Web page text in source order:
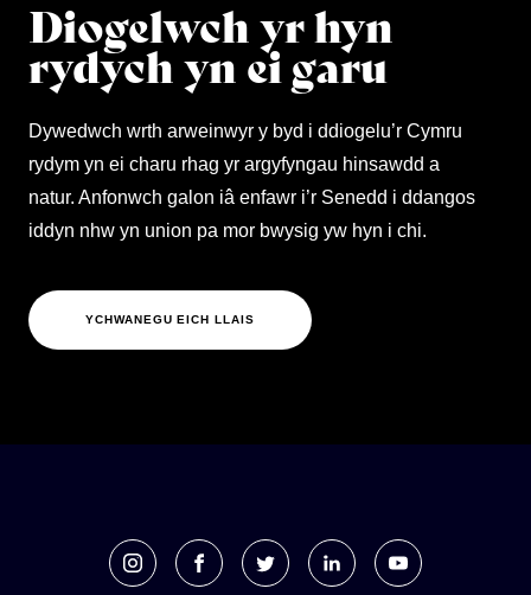
Diogelwch yr hyn
rydych yn ei garu
Dywedwch wrth arweinwyr y byd i ddiogelu’r Cymru
rydym yn ei charu rhag yr argyfyngau hinsawdd a
natur. Anfonwch galon iâ enfawr i’r Senedd i ddangos
iddyn nhw yn union pa mor bwysig yw hyn i chi.
YCHWANEGU EICH LLAIS